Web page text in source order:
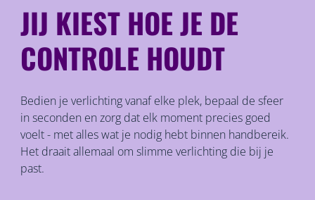
JIJ KIEST HOE JE DE
CONTROLE HOUDT
Bedien je verlichting vanaf elke plek, bepaal de sfeer
in seconden en zorg dat elk moment precies goed
voelt - met alles wat je nodig hebt binnen handbereik.
Het draait allemaal om slimme verlichting die bij je
past.